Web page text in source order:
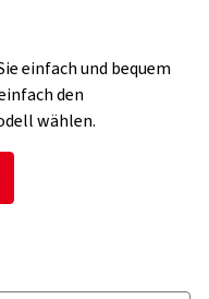
einfach und bequem
den
wählen.